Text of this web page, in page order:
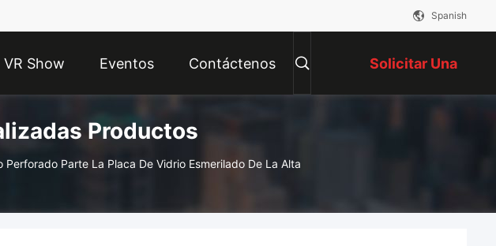
Spanish
VR Show Eventos Contáctenos Solicitar Una
Productos
Perforado Parte La Placa De Vidrio Esmerilado De La Alta